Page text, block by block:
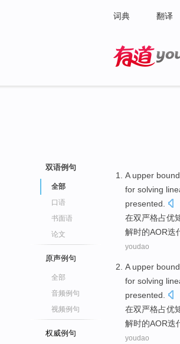
词典 翻译
双语例句
全部
口语
书面语
论文
原声例句
全部
音频例句
视频例句
权威例句
A upper bound
for solving
presented
在双严格占优
解时的AOR迭
youdao
A upper bound
for solving
presented
在双严格占优
解时的AOR迭
youdao